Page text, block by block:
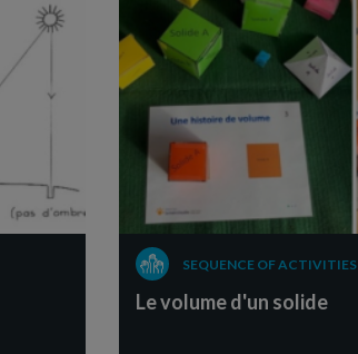
SEQUENCE OF ACTIVITIES
Le volume d'un solide